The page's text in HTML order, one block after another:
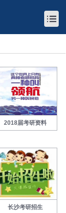
2018届考研资料
长沙考研招生